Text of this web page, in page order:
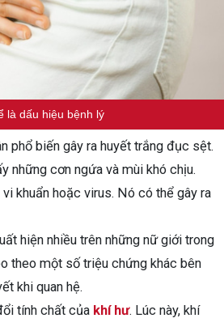
là dấu hiệu bệnh lý
phổ biến gây ra huyết trắng đục sệt.
những cơn ngứa và mùi khó chịu.
khuẩn hoặc virus. Nó có thể gây ra
hiện nhiều trên những nữ giới trong
theo một số triệu chứng khác bên
khi quan hệ.
tính chất của khí hư. Lúc này, khí